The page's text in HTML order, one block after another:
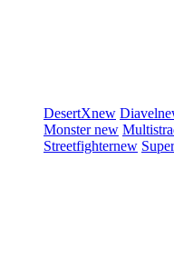
DesertXnew Diavel
Monsternew
Streetfighternew